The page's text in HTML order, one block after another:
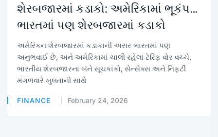
શેરબજારમાં કડાકો: અમેરિકામાં ભૂકંપ…
ભારતમાં પણ શેરબજારમાં કડાકો
અમેરિકન શેરબજારમાં કડાકાની અસર ભારતમાં પણ
અનુભવાઈ છે, અને અમેરિકામાં ચાલી રહેલા ટેરિફ વોર વચ્ચે,
ભારતીય શેરબજારના બંને સૂચકાંકો, સેન્સેક્સ અને નિફ્ટી
મંગળવારે ખુલતાની સાથે
FINANCE February 24, 2026